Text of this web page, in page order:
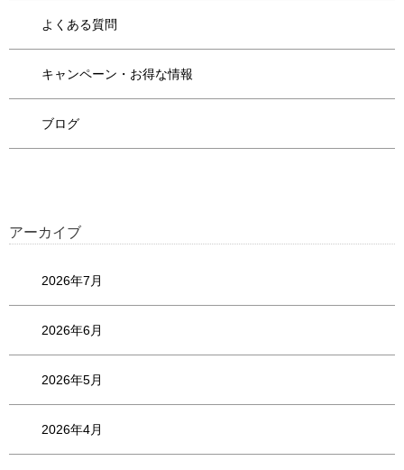
よくある質問
キャンペーン・お得な情報
ブログ
アーカイブ
2026年7月
2026年6月
2026年5月
2026年4月